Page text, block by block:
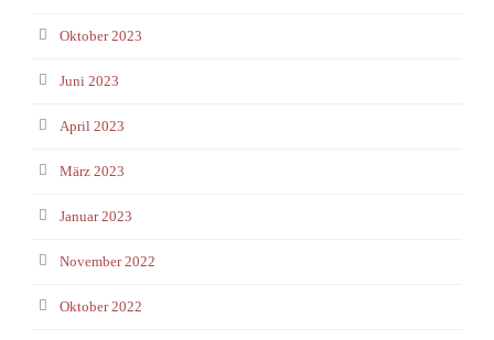
Oktober 2023
Juni 2023
April 2023
März 2023
Januar 2023
November 2022
Oktober 2022